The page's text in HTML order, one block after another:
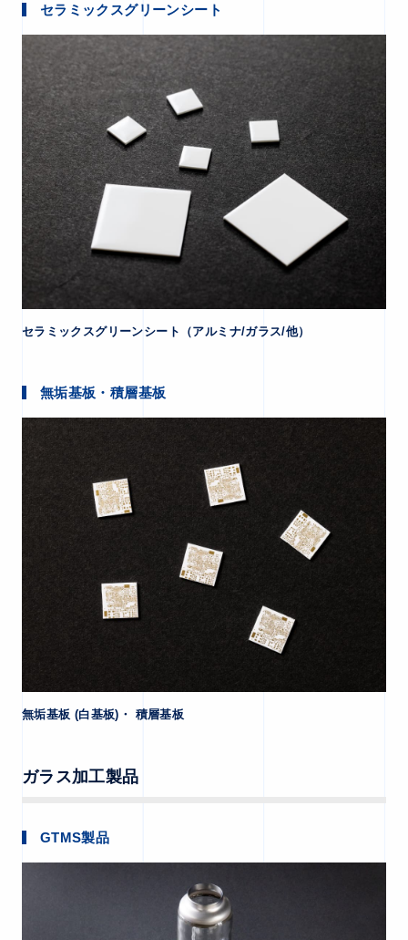
セラミックスグリーンシート
セラミックスグリーンシート（アルミナ/ガラス/他）
無垢基板・積層基板
無垢基板 (白基板)・ 積層基板
ガラス加工製品
GTMS製品